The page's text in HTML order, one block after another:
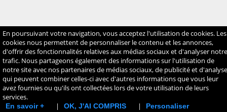
chargement en cour ...
En poursuivant votre navigation, vous acceptez l'utilisation de cookies. Les
cookies nous permettent de personnaliser le contenu et les annonces,
d'offrir des fonctionnalités relatives aux médias sociaux et d'analyser notre
trafic. Nous partageons également des informations sur l'utilisation de
notre site avec nos partenaires de médias sociaux, de publicité et
qui peuvent combiner celles-ci avec d'autres informations que vous leur
avez fournies ou qu'ils ont collectées lors de votre utilisation de leurs
services.
En savoir + | OK, J'AI COMPRIS | Personaliser